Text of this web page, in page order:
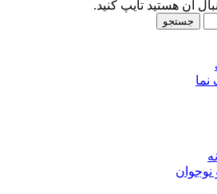
آن هستید تایپ کنید.
جستجو